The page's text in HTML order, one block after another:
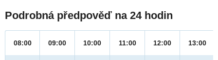
Podrobná předpověď na 24 hodin
08:00 09:00 10:00 11:00 12:00 13:00